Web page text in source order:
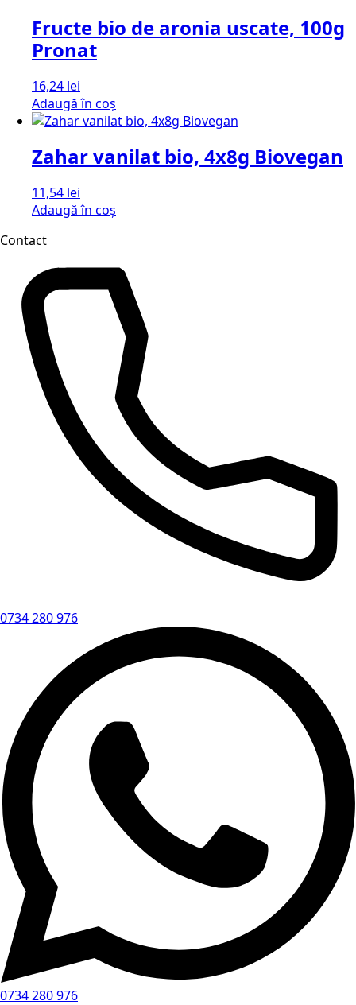
Fructe bio de aronia uscate, 100g
Pronat
16,24 lei
Adaugă în coș
Zahar vanilat bio, 4x8g Biovegan
11,54 lei
Adaugă în coș
Contact
0734 280 976
0734 280 976